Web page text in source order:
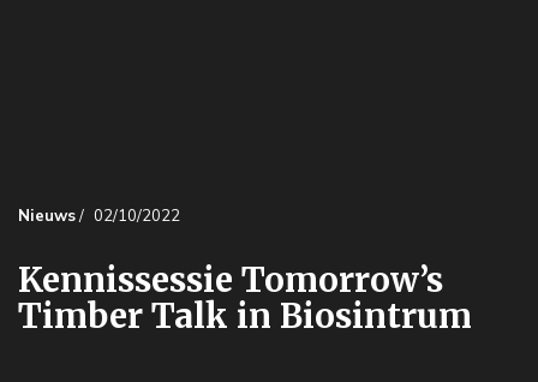
Nieuws/ 02/10/2022
Kennissessie Tomorrow’s
Timber Talk in Biosintrum